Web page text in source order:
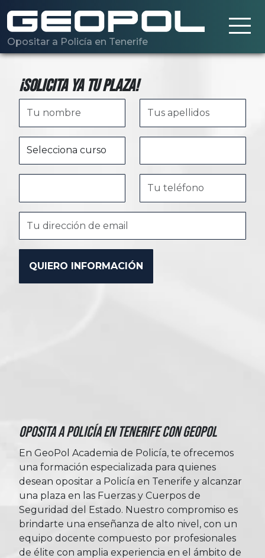
Opositar a Policía en Tenerife
¡Solicita ya tu plaza!
Oposita a Policía en Tenerife con Geopol
En GeoPol Academia de Policía, te ofrecemos
una formación especializada para quienes
desean opositar a Policía en Tenerife y alcanzar
una plaza en las Fuerzas y Cuerpos de
Seguridad del Estado. Nuestro compromiso es
brindarte una enseñanza de alto nivel, con un
equipo docente compuesto por profesionales
de élite con amplia experiencia en el ámbito de